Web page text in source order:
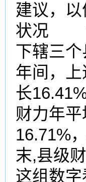
建议，
状况 该
下辖三
年间，
长
财力年
16.71%
末,县级
这组数